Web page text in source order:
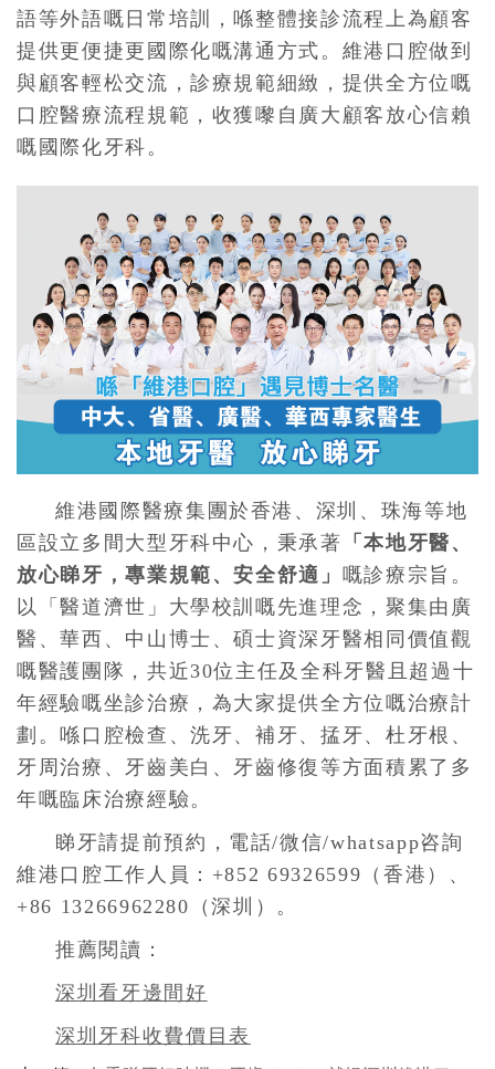
語等外語嘅日常培訓，喺整體接診流程上為顧客
提供更便捷更國際化嘅溝通方式。維港口腔做到
與顧客輕松交流，診療規範細緻，提供全方位嘅
口腔醫療流程規範，收獲嚟自廣大顧客放心信賴
嘅國際化牙科。
維港國際醫療集團於香港、深圳、珠海等地
區設立多間大型牙科中心，秉承著 「本地牙醫、
放心睇牙，專業規範、安全舒適」 嘅診療宗旨。
以「醫道濟世」大學校訓嘅先進理念，聚集由廣
醫、華西、中山博士、碩士資深牙醫相同價值觀
嘅醫護團隊，共近30位主任及全科牙醫且超過十
年經驗嘅坐診治療，為大家提供全方位嘅治療計
劃。喺口腔檢查、洗牙、補牙、掹牙、杜牙根、
牙周治療、牙齒美白、牙齒修復等方面積累了多
年嘅臨床治療經驗。
睇牙請提前預約，電話/微信/whatsapp咨詢
維港口腔工作人員：+852 69326599（香港）、
+86 13266962280（深圳）。
推薦閱讀：
深圳看牙邊間好
深圳牙科收費價目表